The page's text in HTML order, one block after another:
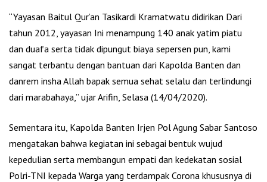
“Yayasan Baitul Qur’an Tasikardi Kramatwatu didirikan Dari
tahun 2012, yayasan Ini menampung 140 anak yatim piatu
dan duafa serta tidak dipungut biaya sepersen pun, kami
sangat terbantu dengan bantuan dari Kapolda Banten dan
danrem insha Allah bapak semua sehat selalu dan terlindungi
dari marabahaya,” ujar Arifin, Selasa (14/04/2020).
Sementara itu, Kapolda Banten Irjen Pol Agung Sabar Santoso
mengatakan bahwa kegiatan ini sebagai bentuk wujud
kepedulian serta membangun empati dan kedekatan sosial
Polri-TNI kepada Warga yang terdampak Corona khususnya di